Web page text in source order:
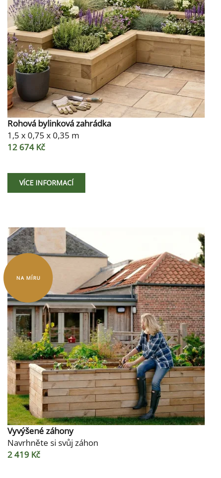
Rohová bylinková zahrádka
1,5 x 0,75 x 0,35 m
12 674 Kč
VÍCE INFORMACÍ
NA MÍRU
Vyvýšené záhony
Navrhněte si svůj záhon
2 419 Kč